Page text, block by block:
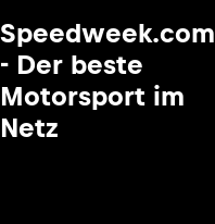
Speedweek.com
- Der beste
Motorsport im
Netz